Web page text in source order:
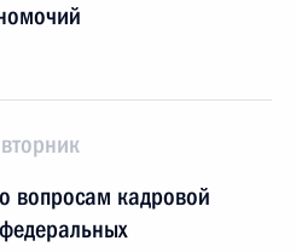
вопросам кадровой